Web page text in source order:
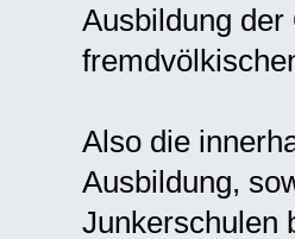
Ausbildung
Also die
Ausbildung,
Junkerschulen